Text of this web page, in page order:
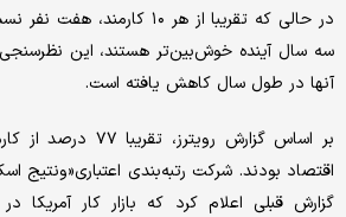
در حالی که تقریبا از هر ۱۰
سه سال آینده خوش‌بین‌تر هستند، این
آنها در طول سال کاهش یافته است.
بر اساس گزارش
گزارش قبلی اعلام کرد که بازار کار